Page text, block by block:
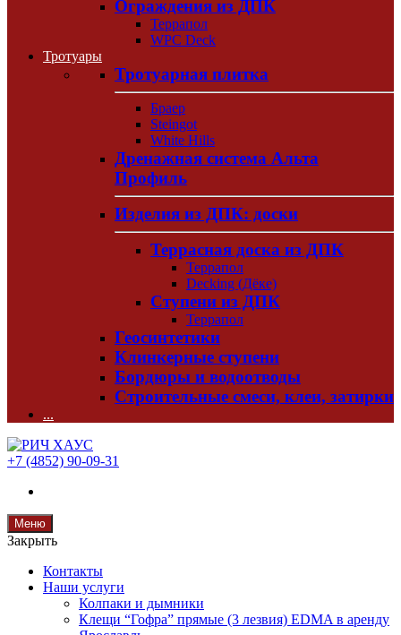
Ограждения из ДПК
Террапол
WPC Deck
Тротуары
Тротуарная плитка
Браер
Steingot
White Hills
Дренажная система Альта
Профиль
Изделия из ДПК: доски
Террасная доска из ДПК
Террапол
Decking (Дёке)
Ступени из ДПК
Террапол
Геосинтетики
Клинкерные ступени
Бордюры и водоотводы
Строительные смеси, клеи, затирки
...
+7 (4852) 90-09-31
Меню
Закрыть
Контакты
Наши услуги
Колпаки и дымники
Клещи “Гофра” прямые (3 лезвия) EDMA в аренду